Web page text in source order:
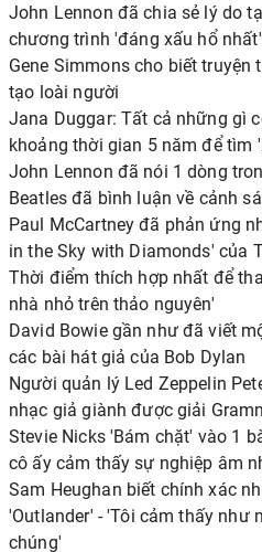
John Lennon đã chia sẻ lý do
chương trình 'đáng xấu hổ
Gene Simmons cho biết truyện
tạo loài người
Jana Duggar: Tất cả những gì
khoảng thời gian 5 năm để tìm
John Lennon đã nói 1 dòng
Beatles đã bình luận về cảnh
Paul McCartney đã phản ứng
in the Sky with Diamonds' của
Thời điểm thích hợp nhất để
nhà nhỏ trên thảo nguyên'
David Bowie gần như đã viết
các bài hát giả của Bob Dylan
Người quản lý Led Zeppelin
nhạc giả giành được giải
Stevie Nicks 'Bám chặt' vào 1
cô ấy cảm thấy sự nghiệp âm
Sam Heughan biết chính xác
'Outlander' - 'Tôi cảm thấy như
chúng'